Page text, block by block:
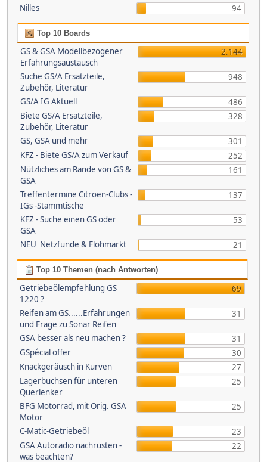
Nilles
94
Top 10 Boards
GS & GSA Modellbezogener
Erfahrungsaustausch
2.144
Suche GS/A Ersatzteile,
Zubehör, Literatur
948
GS/A IG Aktuell
486
Biete GS/A Ersatzteile,
Zubehör, Literatur
328
GS, GSA und mehr
301
KFZ - Biete GS/A zum Verkauf
252
Nützliches am Rande von GS &
GSA
161
Treffentermine Citroen-Clubs -
IGs -Stammtische
137
KFZ - Suche einen GS oder
GSA
53
NEU Netzfunde & Flohmarkt 21
Top 10 Themen (nach Antworten)
Getriebeölempfehlung GS
1220 ?
69
Reifen am GS......Erfahrungen
und Frage zu Sonar Reifen
31
GSA besser als neu machen ?
31
GSpécial offer
30
Knackgeräusch in Kurven
27
Lagerbuchsen für unteren
Querlenker
25
BFG Motorrad, mit Orig. GSA
Motor
25
C-Matic-Getriebeöl
23
GSA Autoradio nachrüsten -
was beachten?
22